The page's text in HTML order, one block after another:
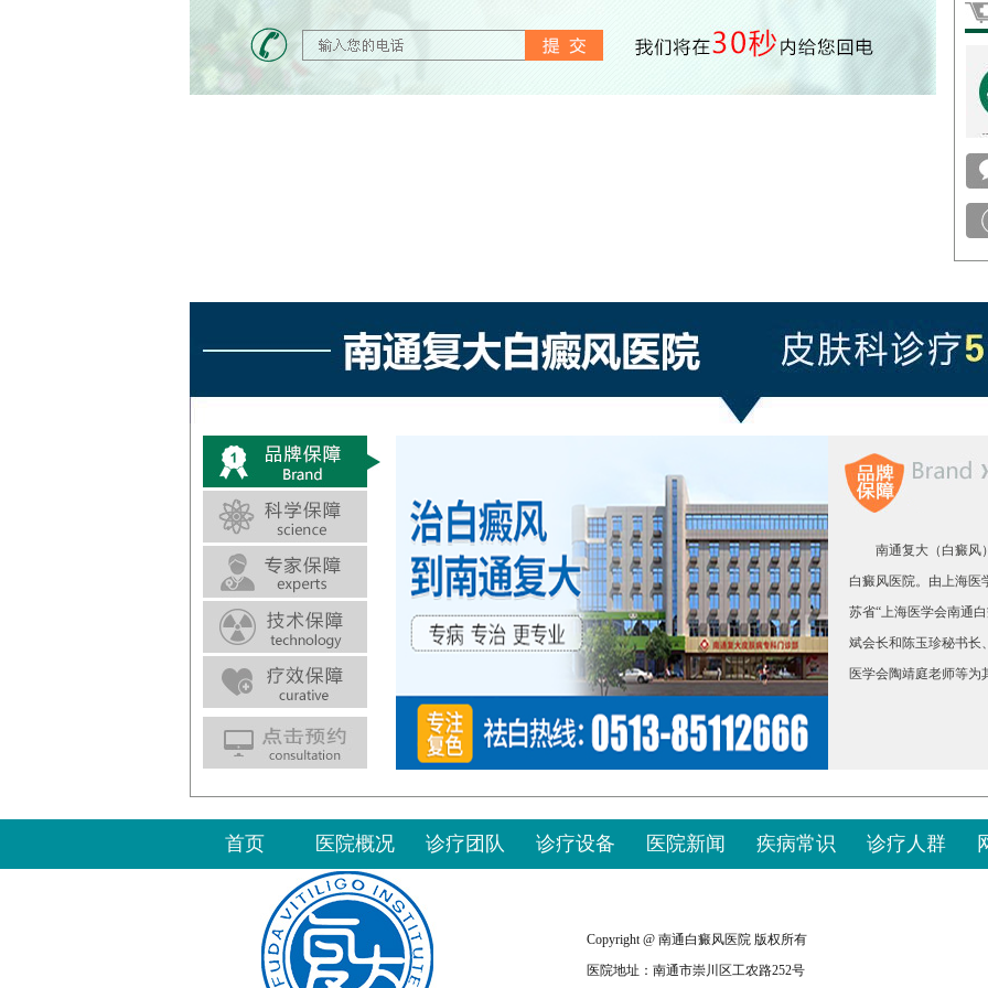
南通复大（白癜风
白癜风医院。由上海医
苏省“上海医学会南通
斌会长和陈玉珍秘书长
医学会陶靖庭老师等为
首页 医院概况 诊疗团队 诊疗设备 医院新闻 疾病常识 诊疗人群
Copyright @ 南通白癜风医院 版权所有
医院地址：南通市崇川区工农路252号